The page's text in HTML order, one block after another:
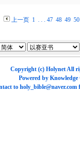
上一页 1. . . 47 48 49 50
Copyright (c) HolynetAll
Powered by Knowledge
to holy_bible@naver.com